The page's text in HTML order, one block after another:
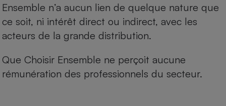
Ensemble n’a aucun lien de quelque nature que
ce soit, ni intérêt direct ou indirect, avec les
acteurs de la grande distribution.
Que Choisir Ensemble ne perçoit aucune
rémunération des professionnels du secteur.